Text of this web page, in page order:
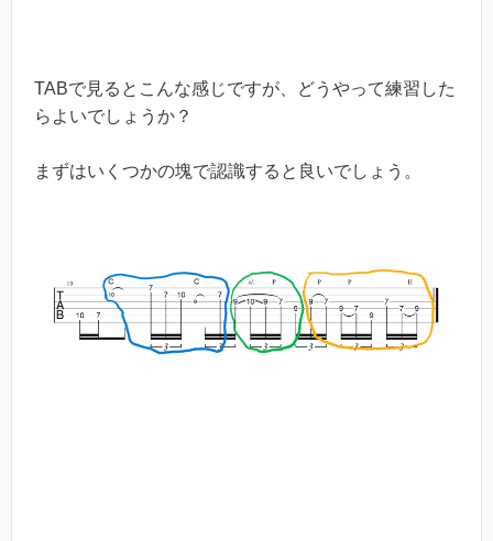
TABで見るとこんな感じですが、どうやって練習した
らよいでしょうか？
まずはいくつかの塊で認識すると良いでしょう。